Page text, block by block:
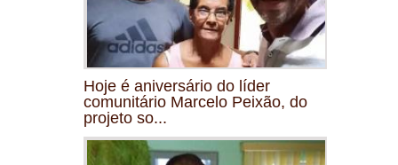
Hoje é aniversário do líder
comunitário Marcelo Peixão, do
projeto so...